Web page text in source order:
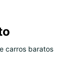
carros baratos